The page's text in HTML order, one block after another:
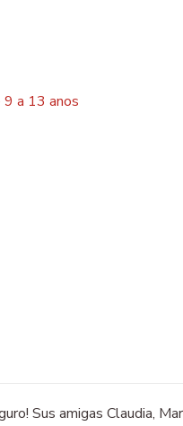
9 a 13 anos
Sus amigas Claudia,